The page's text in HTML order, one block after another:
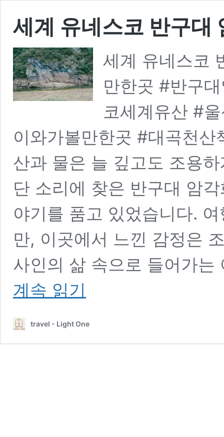
세계 유네스코 반구대
세계 유네스코
만한곳 #반구
코세계유산 #
이와가볼만한곳 #대곡천
산과 물은 늘 깊고도 조용
단 소리에 찾은 반구대 암
야기를 품고 있었습니다.
만, 이곳에서 느낀 감정은
사인의 삶 속으로 들어가
계속 읽기
travel - Light One